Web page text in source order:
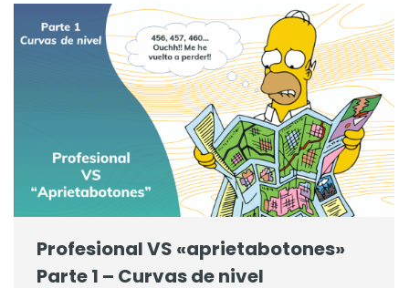
Profesional VS «aprietabotones»
Parte 1 – Curvas de nivel